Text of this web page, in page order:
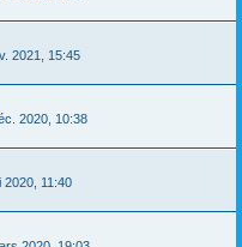
2021, 15:45
2020, 10:38
2020, 11:40